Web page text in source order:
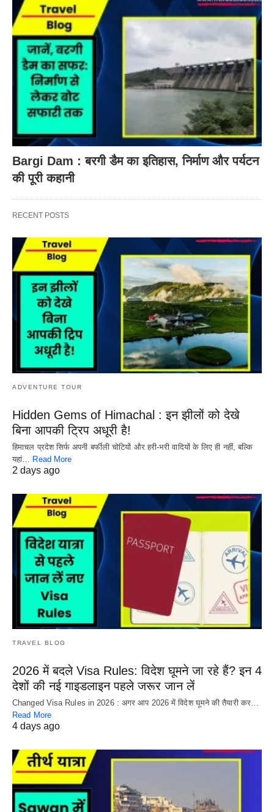
Bargi Dam : बरगी डैम का इतिहास, निर्माण और पर्यटन
की पूरी कहानी
RECENT POSTS
ADVENTURE TOUR
Hidden Gems of Himachal : इन झीलों को देखे
बिना आपकी ट्रिप अधूरी है!
हिमाचल प्रदेश सिर्फ अपनी बर्फीली चोटियों और हरी-भरी वादियों के लिए ही नहीं, बल्कि
यहां…
Read More
2 days ago
TRAVEL BLOG
2026 में बदले Visa Rules: विदेश घूमने जा रहे हैं? इन 4
देशों की नई गाइडलाइन पहले जरूर जान लें
Changed Visa Rules in 2026 : अगर आप 2026 में विदेश घूमने की तैयारी कर…
Read More
4 days ago